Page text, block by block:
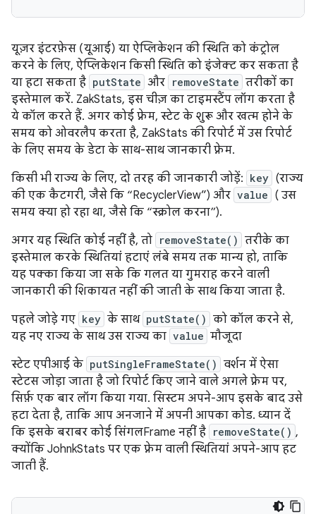
यूज़र इंटरफ़ेस (यूआई) या ऐप्लिकेशन की स्थिति को कंट्रोल
करने के लिए, ऐप्लिकेशन किसी स्थिति को इंजेक्ट कर सकता है
या हटा सकता है putState और removeState तरीकों का
इस्तेमाल करें. ZakStats, इस चीज़ का टाइमस्टैंप लॉग करता है
ये कॉल करते हैं. अगर कोई फ़्रेम, स्टेट के शुरू और खत्म होने के
समय को ओवरलैप करता है, ZakStats की रिपोर्ट में उस रिपोर्ट
के लिए समय के डेटा के साथ-साथ जानकारी फ़्रेम.
किसी भी राज्य के लिए, दो तरह की जानकारी जोड़ें: key (राज्य
की एक कैटगरी, जैसे कि “RecyclerView”) और value ( उस
समय क्या हो रहा था, जैसे कि “स्क्रोल करना”).
अगर यह स्थिति कोई नहीं है, तो removeState() तरीके का
इस्तेमाल करके स्थितियां हटाएं लंबे समय तक मान्य हो, ताकि
यह पक्का किया जा सके कि गलत या गुमराह करने वाली
जानकारी की शिकायत नहीं की जाती के साथ किया जाता है.
पहले जोड़े गए key के साथ putState() को कॉल करने से,
यह नए राज्य के साथ उस राज्य का value मौजूदा
स्टेट एपीआई के putSingleFrameState() वर्शन में ऐसा
स्टेटस जोड़ा जाता है जो रिपोर्ट किए जाने वाले अगले फ़्रेम पर,
सिर्फ़ एक बार लॉग किया गया. सिस्टम अपने-आप इसके बाद उसे
हटा देता है, ताकि आप अनजाने में अपनी आपका कोड. ध्यान दें
कि इसके बराबर कोई सिंगलFrame नहीं है removeState() ,
क्योंकि JohnkStats पर एक फ़्रेम वाली स्थितियां अपने-आप हट
जाती हैं.